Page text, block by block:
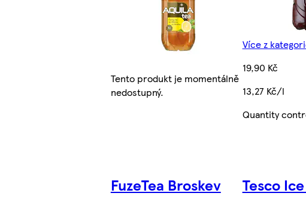
Tento produkt je momentálně
nedostupný.
Více z
19,90 Kč
13,27 Kč/l
Quantity
FuzeTea Broskev
Tesco